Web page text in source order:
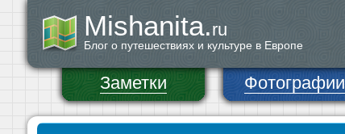
Mishanita.ru
Блог о путешествиях и культуре в Европе
Заметки Фотографии